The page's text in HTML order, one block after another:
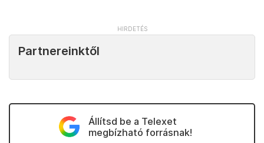
Partnereinktől
Állítsd be a Telexet
megbízható forrásnak!